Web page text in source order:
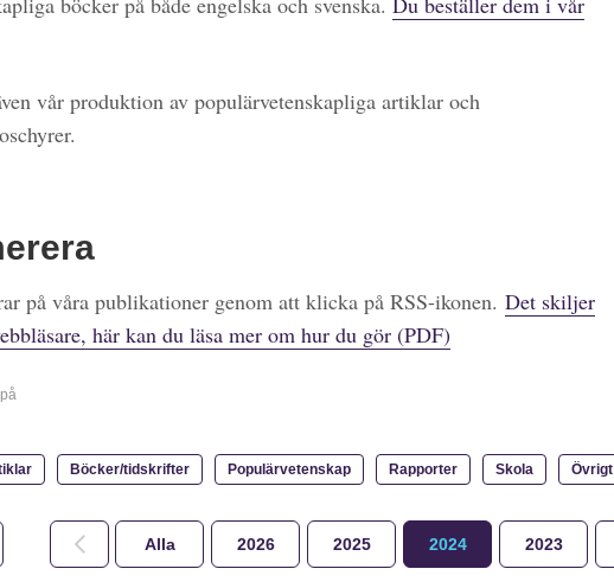
vår produktion av populärvetenskapliga artiklar och
på våra publikationer genom att klicka på RSS-ikonen. Det skiljer
här kan du läsa mer om hur du gör (PDF)
Böcker/tidskrifter Populärvetenskap Rapporter Skola Övrigt
Alla 2026 2025 2024 2023